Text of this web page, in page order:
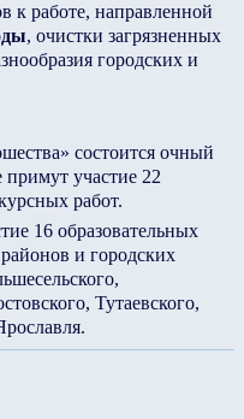
к работе, направленной
, очистки загрязненных
городских и
состоится очный
участие 22
работ.
16 образовательных
и городских
Тутаевского,